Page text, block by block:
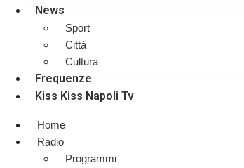
News
Sport
Città
Cultura
Frequenze
Kiss Kiss Napoli Tv
Home
Radio
Programmi